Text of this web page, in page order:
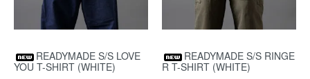
READYMADE S/S LOVE
YOU T-SHIRT (WHITE)
READYMADE S/S RINGE
R T-SHIRT (WHITE)